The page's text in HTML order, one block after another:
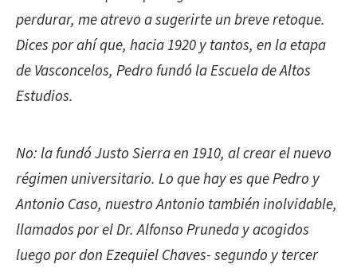
perdurar, me atrevo a sugerirte un breve retoque.
Dices por ahí que, hacia 1920 y tantos, en la etapa
de Vasconcelos, Pedro fundó la Escuela de Altos
Estudios.
No: la fundó Justo Sierra en 1910, al crear el nuevo
régimen universitario. Lo que hay es que Pedro y
Antonio Caso, nuestro Antonio también inolvidable,
llamados por el Dr. Alfonso Pruneda y acogidos
luego por don Ezequiel Chaves- segundo y tercer